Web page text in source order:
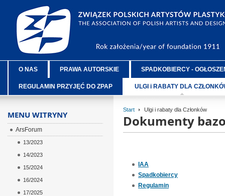
O NAS PRAWA AUTORSKIE SPADKOBIERCY -
REGULAMIN PRZYJĘĆ DO ZPAP ULGI i RABATY DLA
Start Ulgi i rabaty dla Członków
Dokumenty
IAA
Spadkobiercy
Regulamin
MENU WITRYNY
ArsForum
13/2023
14/2023
15/2024
16/2024
17/2025